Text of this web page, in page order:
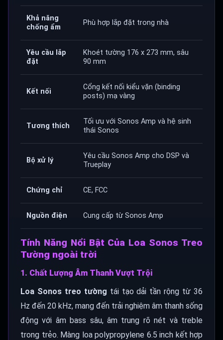
Khả năng
chống ẩm
Phù hợp lắp đặt trong nhà
Yêu cầu lắp
đặt
Khoét tường 176 x 273 mm, sâu
90 mm
Kết nối
Cổng kết nối kiểu vặn (binding
posts) mạ vàng
Tương thích
Tối ưu với Sonos Amp và hệ sinh
thái Sonos
Bộ xử lý
Yêu cầu Sonos Amp cho DSP và
Trueplay
Chứng chỉ CE, FCC
Nguồn điện Cung cấp từ Sonos Amp
Tính Năng Nổi Bật Của Loa Sonos Treo
Tường ngoài trời
1. Chất Lượng Âm Thanh Vượt Trội
Loa Sonos treo tường tái tạo dải tần rộng từ 36
Hz đến 20 kHz, mang đến trải nghiệm âm thanh sống
động với âm bass sâu, âm trung rõ nét và treble
trong trẻo. Màng loa polypropylene 6.5 inch kết hợp